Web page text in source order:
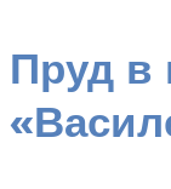
Пруд в